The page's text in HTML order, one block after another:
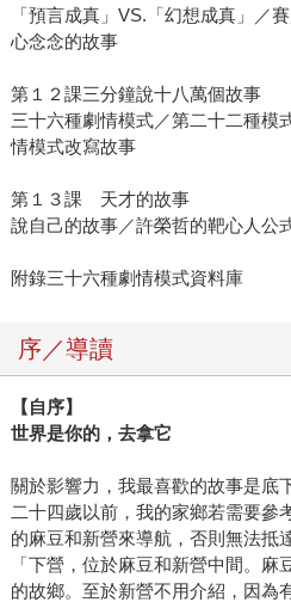
「預言成真」VS.「幻想成真」／
心念念的故事
第１２課三分鐘說十八萬個故事
三十六種劇情模式／第二十二種模
情模式改寫故事
第１３課 天才的故事
說自己的故事／許榮哲的靶心人公
附錄三十六種劇情模式資料庫
序／導讀
【自序】
世界是你的，去拿它
關於影響力，我最喜歡的故事是底
二十四歲以前，我的家鄉若需要參
的麻豆和新營來導航，否則無法抵達
「下營，位於麻豆和新營中間。
的故鄉。至於新營不用介紹，因為